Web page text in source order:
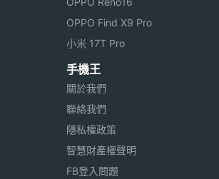
OPPO Find X9 Pro
小米 17T Pro
手機王
關於我們
聯絡我們
隱私權政策
智慧財產權聲明
FB登入問題